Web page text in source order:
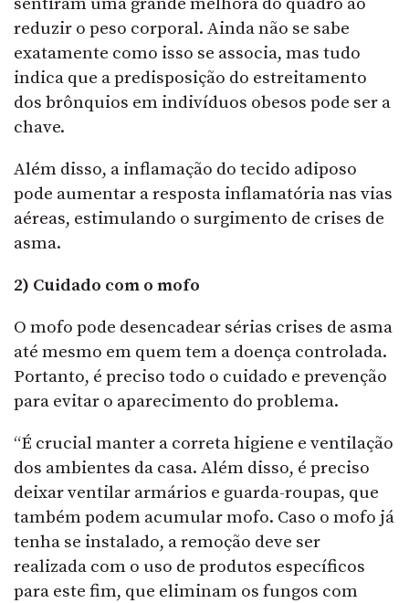
reduzir o peso corporal. Ainda não se sabe
exatamente como isso se associa, mas tudo
indica que a predisposição do estreitamento
dos brônquios em indivíduos obesos pode ser a
chave.
Além disso, a inflamação do tecido adiposo
pode aumentar a resposta inflamatória nas vias
aéreas, estimulando o surgimento de crises de
asma.
2) Cuidado com o mofo
O mofo pode desencadear sérias crises de asma
até mesmo em quem tem a doença controlada.
Portanto, é preciso todo o cuidado e prevenção
para evitar o aparecimento do problema.
“É crucial manter a correta higiene e ventilação
dos ambientes da casa. Além disso, é preciso
deixar ventilar armários e guarda-roupas, que
também podem acumular mofo. Caso o mofo já
tenha se instalado, a remoção deve ser
realizada com o uso de produtos específicos
para este fim, que eliminam os fungos com